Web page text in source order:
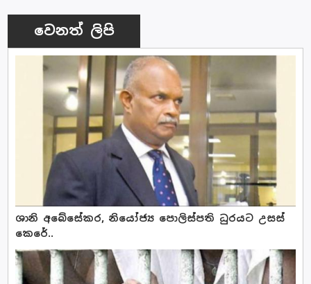
වෙනත් ලිපි
ශානි අබේසේකර, නියෝජ්‍ය පොලිස්පති ධුරයට උසස්
කෙරේ..